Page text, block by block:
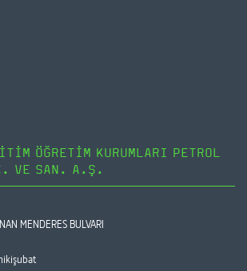
ÖĞRETİM KURUMLARI PETROL
VE SAN. A.Ş.
MENDERES BULVARI